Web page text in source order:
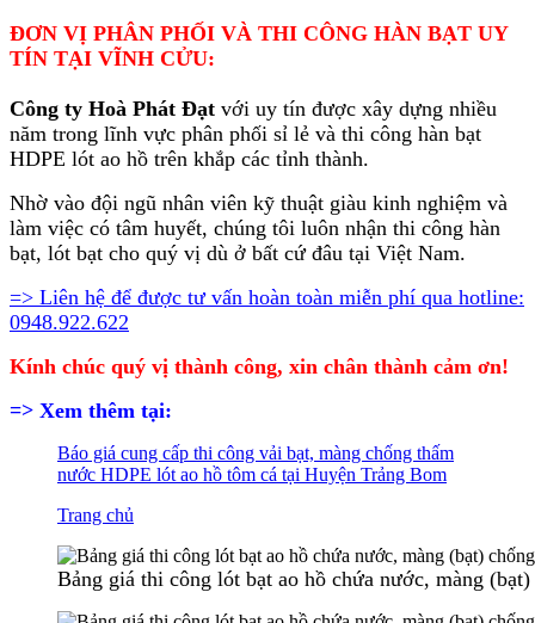
ĐƠN VỊ PHÂN PHỐI VÀ THI CÔNG HÀN BẠT UY
TÍN TẠI VĨNH CỬU:
Công ty Hoà Phát Đạt với uy tín được xây dựng nhiều
năm trong lĩnh vực phân phối sỉ lẻ và thi công hàn bạt
HDPE lót ao hồ trên khắp các tỉnh thành.
Nhờ vào đội ngũ nhân viên kỹ thuật giàu kinh nghiệm và
làm việc có tâm huyết, chúng tôi luôn nhận thi công hàn
bạt, lót bạt cho quý vị dù ở bất cứ đâu tại Việt Nam.
=> Liên hệ để được tư vấn hoàn toàn miễn phí qua hotline:
0948.922.622
Kính chúc quý vị thành công, xin chân thành cảm ơn!
=> Xem thêm tại:
Báo giá cung cấp thi công vải bạt, màng chống thấm
nước HDPE lót ao hồ tôm cá tại Huyện Trảng Bom
Trang chủ
Bảng giá thi công lót bạt ao hồ chứa nước, màng